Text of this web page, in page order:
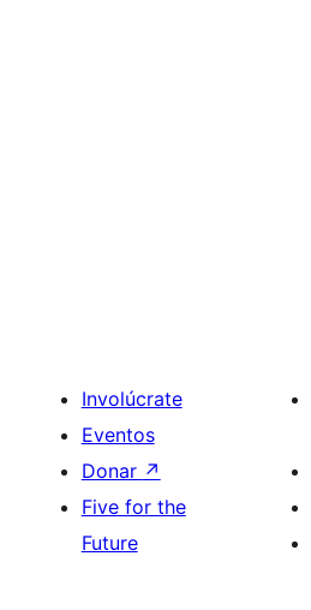
Involúcrate
Eventos
Donar ↗
Five for the
Future